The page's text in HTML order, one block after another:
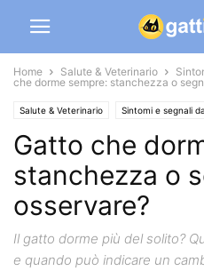
Home Salute & Veterinario
che dorme sempre: stanchezza o
Salute & Veterinario Sintomi e segnali
Gatto che
stanchezza o
osservare?
Il gatto dorme più del solito?
e quando può indicare un